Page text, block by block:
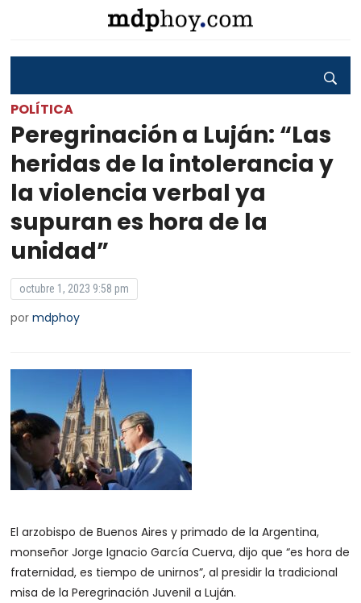
POLÍTICA
Peregrinación a Luján: “Las
heridas de la intolerancia y
la violencia verbal ya
supuran es hora de la
unidad”
octubre 1, 2023 9:58 pm
pormdphoy
El arzobispo de Buenos Aires y primado de la Argentina,
monseñor Jorge Ignacio García Cuerva, dijo que “es hora de
fraternidad, es tiempo de unirnos”, al presidir la tradicional
misa de la Peregrinación Juvenil a Luján.